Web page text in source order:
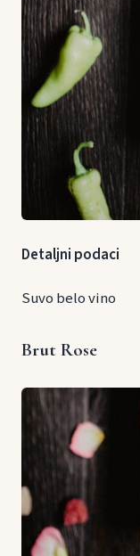
Detaljni podaci
Suvo belo vino
Brut Rose